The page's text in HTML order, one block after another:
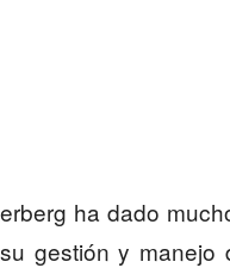
ha dado
gestión y manejo